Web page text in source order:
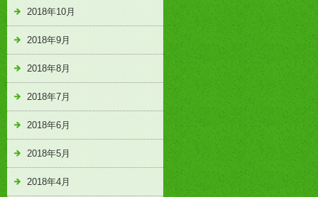
2018年10月
2018年9月
2018年8月
2018年7月
2018年6月
2018年5月
2018年4月